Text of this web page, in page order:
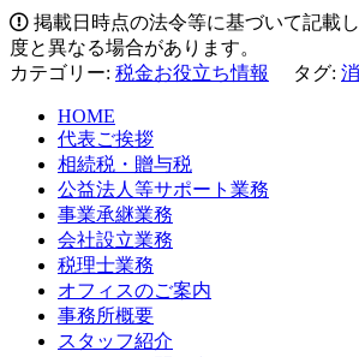
掲載日時点の法令等に基づいて記載
度と異なる場合があります。
カテゴリー: 税金お役立ち情報 タグ:
HOME
代表ご挨拶
相続税・贈与税
公益法人等サポート業務
事業承継業務
会社設立業務
税理士業務
オフィスのご案内
事務所概要
スタッフ紹介